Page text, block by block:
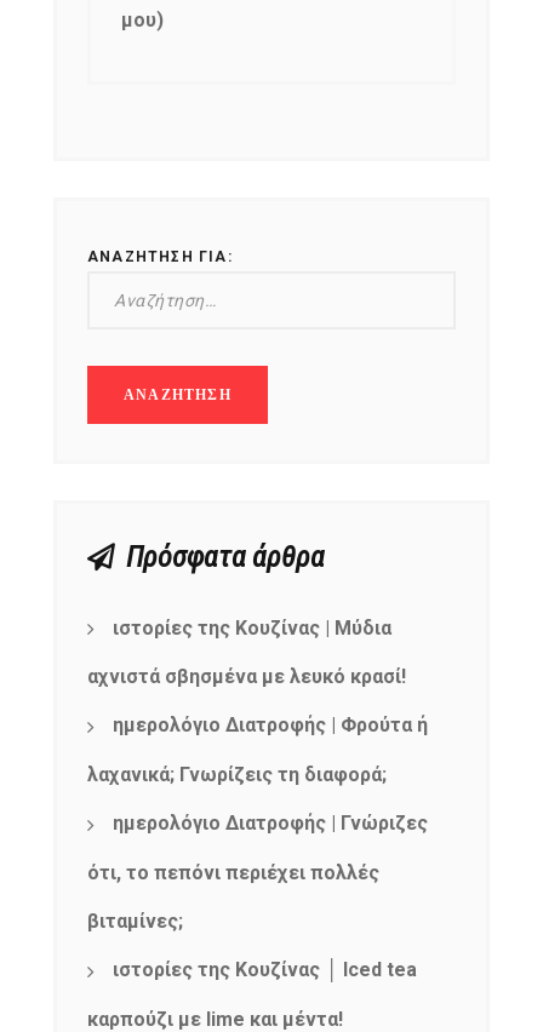
μου)
ΑΝΑΖΉΤΗΣΗ ΓΙΑ:
Πρόσφατα άρθρα
ιστορίες της Κουζίνας | Μύδια
αχνιστά σβησμένα με λευκό κρασί!
ημερολόγιο Διατροφής | Φρούτα ή
λαχανικά; Γνωρίζεις τη διαφορά;
ημερολόγιο Διατροφής | Γνώριζες
ότι, το πεπόνι περιέχει πολλές
βιταμίνες;
ιστορίες της Κουζίνας │ Iced tea
καρπούζι με lime και μέντα!